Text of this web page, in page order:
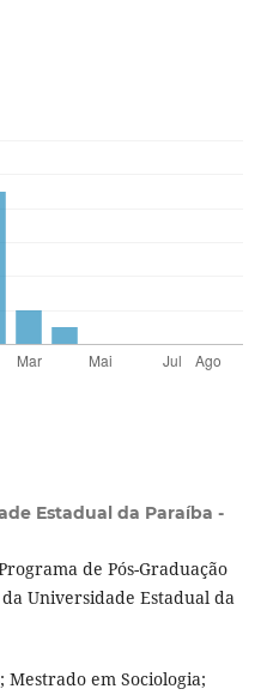
Estadual da Paraíba -
de Pós-Graduação
Universidade Estadual da
Mestrado em Sociologia;